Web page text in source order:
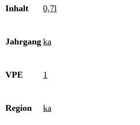
Inhalt 0,7l
Jahrgang ka
VPE 1
Region ka